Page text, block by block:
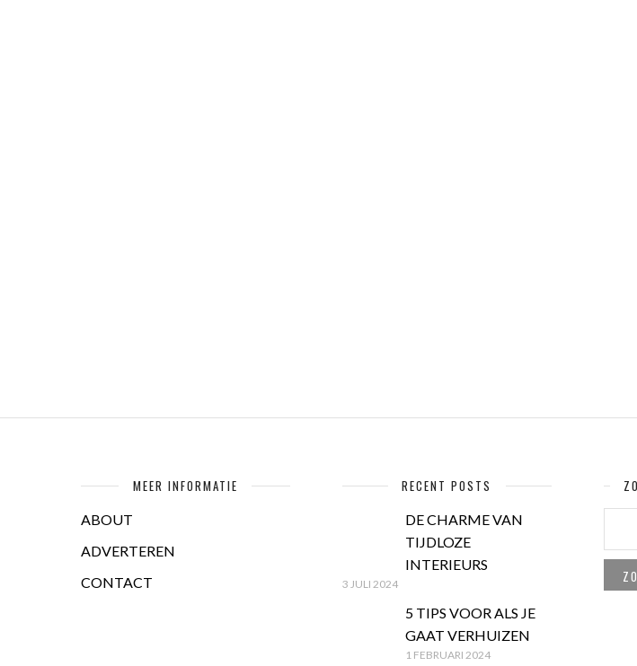
MEER INFORMATIE
ABOUT
ADVERTEREN
CONTACT
RECENT POSTS
DE CHARME VAN
TIJDLOZE
INTERIEURS
3 JULI 2024
5 TIPS VOOR ALS JE
GAAT VERHUIZEN
1 FEBRUARI 2024